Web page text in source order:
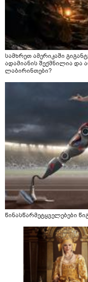
სამხრეთ ამერიკაში
ადამიანის შექმნილია და
ლაბირინთები?
წინასწარმეტყველებები